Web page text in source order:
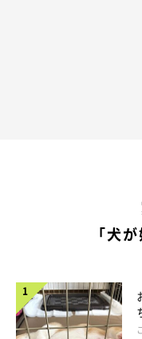
「犬